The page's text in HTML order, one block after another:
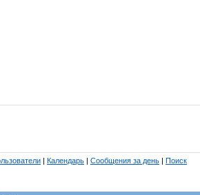
| Календарь | Сообщения за день | Поиск